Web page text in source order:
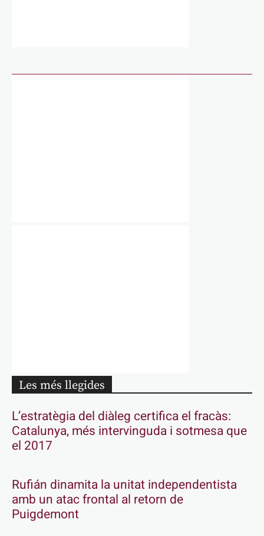
Les més llegides
L’estratègia del diàleg certifica el fracàs:
Catalunya, més intervinguda i sotmesa que
el 2017
Rufián dinamita la unitat independentista
amb un atac frontal al retorn de
Puigdemont